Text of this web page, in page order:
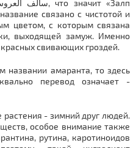
связано с чистотой и
цветом, с которым связана
выходящей замуж. Именно
свивающих гроздей.
названии амаранта, то здесь
перевод означает -
- зимний друг людей.
особое внимание также
рутина, каротиноидов